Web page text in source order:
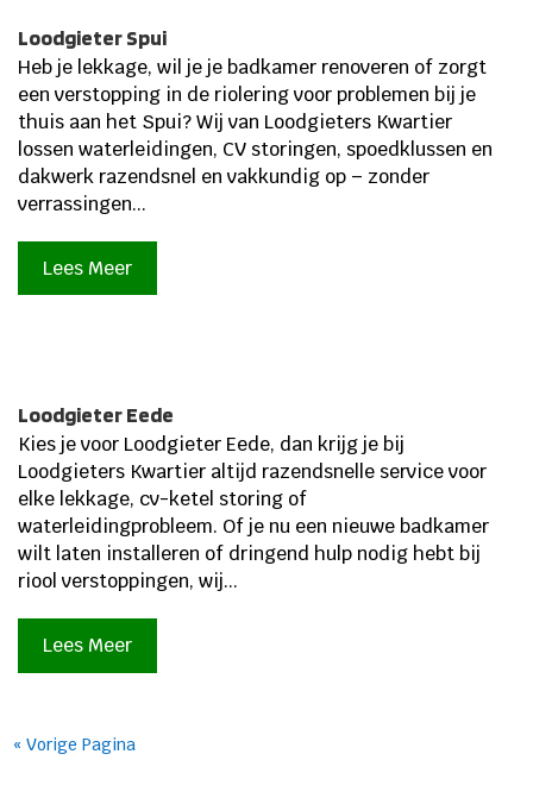
Loodgieter Spui
Heb je lekkage, wil je je badkamer renoveren of zorgt
een verstopping in de riolering voor problemen bij je
thuis aan het Spui? Wij van Loodgieters Kwartier
lossen waterleidingen, CV storingen, spoedklussen en
dakwerk razendsnel en vakkundig op – zonder
verrassingen...
Lees Meer
Loodgieter Eede
Kies je voor Loodgieter Eede, dan krijg je bij
Loodgieters Kwartier altijd razendsnelle service voor
elke lekkage, cv-ketel storing of
waterleidingprobleem. Of je nu een nieuwe badkamer
wilt laten installeren of dringend hulp nodig hebt bij
riool verstoppingen, wij...
Lees Meer
« Vorige Pagina